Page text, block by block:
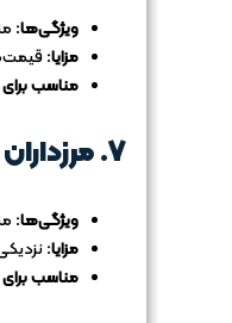
ویژگی‌ها:
مزایا:
مناسب
7.
ویژگی‌ها:
مزایا:
مناسب